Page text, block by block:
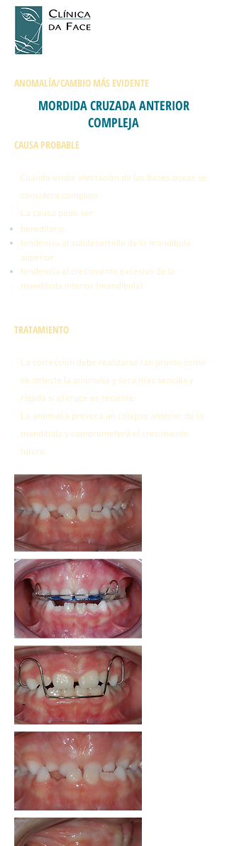
ANOMALÍA/CAMBIO MÁS EVIDENTE
MORDIDA CRUZADA ANTERIOR
COMPLEJA
CAUSA PROBABLE
Cuando existe afectación de las bases óseas se
considera complejo.
La causa pode ser:
hereditario
tendencia al subdesarrollo de la mandíbula
superior
tendencia al crecimiento excesivo de la
mandíbula inferior (mandíbula)
TRATAMIENTO
La corrección debe realizarse tan pronto como
se detecte la anomalía y será más sencilla y
rápida si el cruce es reciente.
La anomalía provoca un colapso anterior de la
mandíbula y comprometerá el crecimiento
futuro.